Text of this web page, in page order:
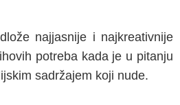
najjasnije i najkreativnije
potreba kada je u pitanju
sadržajem koji nude.